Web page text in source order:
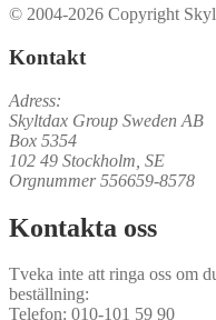
© 2004-2026 Copyright
Kontakt
Adress:
Skyltdax Group Sweden AB
Box 5354
102 49 Stockholm, SE
Orgnummer 556659-8578
Kontakta oss
Tveka inte att ringa oss om
beställning:
Telefon: 010-101 59 90